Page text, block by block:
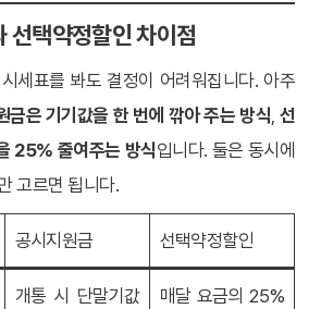
선택약정할인 차이점
세표를 봐도 결정이 어려워집니다. 아주
금은 기기값을 한 번에 깎아 주는 방식, 선
25% 줄여주는 방식입니다. 둘은 동시에
고르면 됩니다.
공시지원금 선택약정할인
개통 시 단말기값
매달 요금의 25%